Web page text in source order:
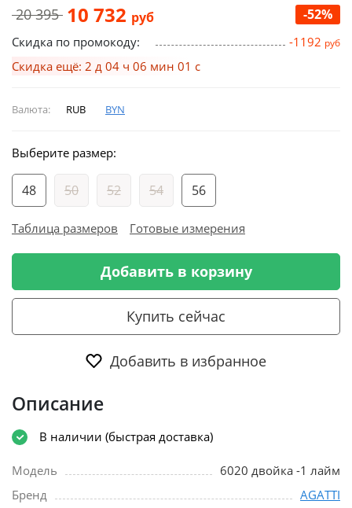
20 395 10 732 руб -52%
Скидка по промокоду: -1192 руб
Скидка ещё: 2 д 04 ч 06 мин 00 с
Валюта: RUB BYN
Выберите размер:
48 50 52 54 56
Таблица размеров Готовые измерения
Добавить в корзину
Купить сейчас
Добавить в избранное
Описание
В наличии (быстрая доставка)
Модель
6020 двойка -1 лайм
Бренд
AGATTI